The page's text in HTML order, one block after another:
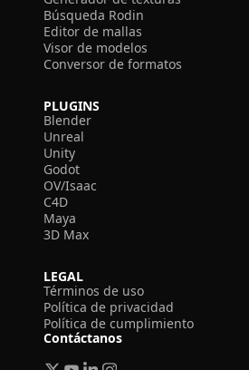
Búsqueda Rodin
Editor de mallas
Visor de modelos
Conversor de formatos
PLUGINS
Blender
Unreal
Unity
Godot
OV/Isaac
C4D
Maya
3D Max
LEGAL
Términos de uso
Política de privacidad
Política de cumplimiento
Contáctanos